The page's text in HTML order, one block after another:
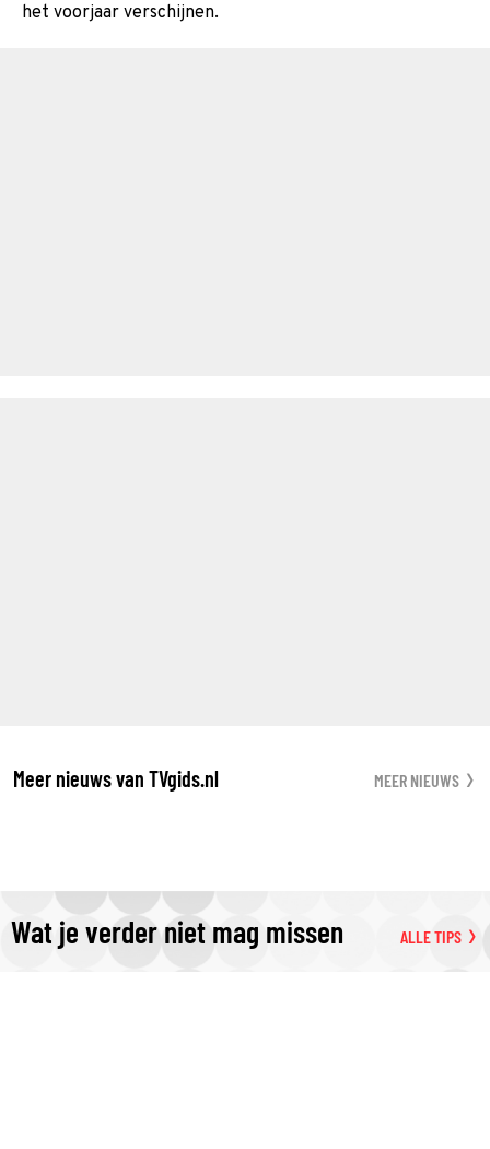
het voorjaar verschijnen.
Meer nieuws van TVgids.nl MEER NIEUWS
Wat je verder niet mag missen ALLE TIPS